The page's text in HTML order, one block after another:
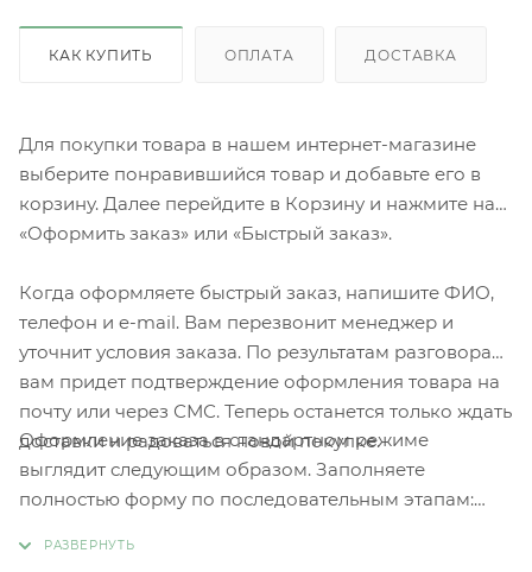
КАК КУПИТЬ ОПЛАТА ДОСТАВКА
Для покупки товара в нашем интернет-магазине
выберите понравившийся товар и добавьте его в
корзину. Далее перейдите в Корзину и нажмите на
«Оформить заказ» или «Быстрый заказ».
Когда оформляете быстрый заказ, напишите ФИО,
телефон и e-mail. Вам перезвонит менеджер и
уточнит условия заказа. По результатам разговора
вам придет подтверждение оформления товара на
почту или через СМС. Теперь останется только ждать
доставки и радоваться новой покупке.
Оформление заказа в стандартном режиме
выглядит следующим образом. Заполняете
полностью форму по последовательным этапам: